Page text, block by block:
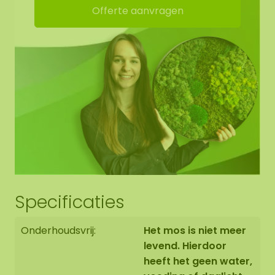
geluidsabsorptie. Dit zorgt voor 15% meer
geluidsopname! De dots hebben ophangogen,
zodat je hem zelf eenvoudig kunt ophangen.
Randafwerking mosdots:
De rand van het mos werken we netjes afgerond
af tot het zwarte paneel.
op bestelling in Asten (NL) handgemaakt.
U heeft de mogelijkheid om het mosschilderij:
1: Af te halen op adres Florapark 14 in Asten
Offerte aanvragen
Specificaties
Onderhoudsvrij:
Het mos is niet meer
levend. Hierdoor
heeft het geen water,